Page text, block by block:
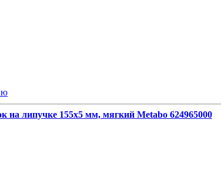
на липучке 155x5 мм, мягкий Metabo 624965000